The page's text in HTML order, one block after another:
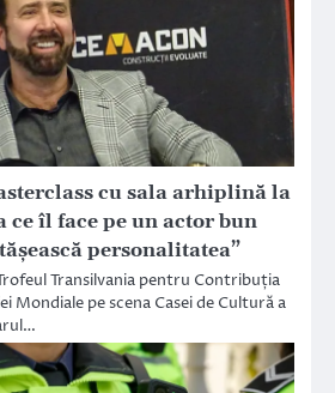
cu sala arhiplină la
ce îl face pe un actor bun
personalitatea”
Transilvania pentru Contribuția
Mondiale pe scena Casei de Cultură a